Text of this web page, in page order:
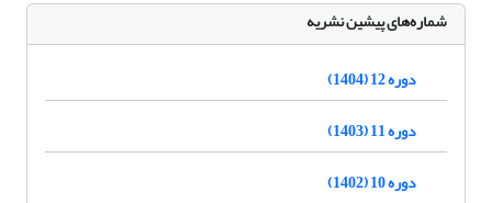
شماره‌های پیشین نشریه
دوره 12 (1404)
دوره 11 (1403)
دوره 10 (1402)